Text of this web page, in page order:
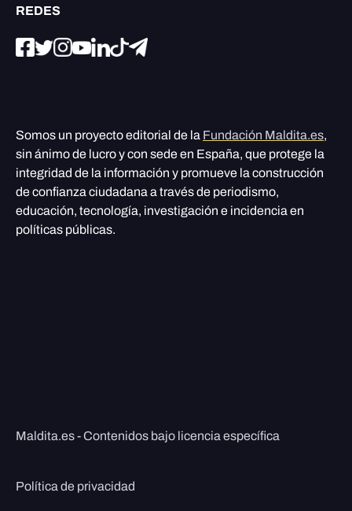
REDES
Somos un proyecto editorial de la Fundación Maldita.es,
sin ánimo de lucro y con sede en España, que protege la
integridad de la información y promueve la construcción
de confianza ciudadana a través de periodismo,
educación, tecnología, investigación e incidencia en
políticas públicas.
Maldita.es - Contenidos bajo licencia específica
Política de privacidad